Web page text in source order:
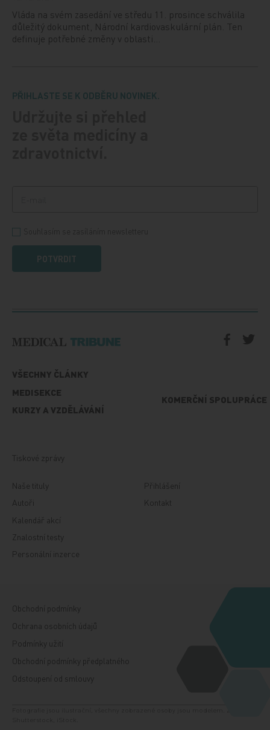
Vláda na svém zasedání ve středu 11. prosince schválila
důležitý dokument, Národní kardiovaskulární plán. Ten
definuje potřebné změny v oblasti…
PŘIHLASTE SE K ODBĚRU NOVINEK.
POTVRDIT
VŠECHNY ČLÁNKY
MEDISEKCE
KURZY A VZDĚLÁVÁNÍ
KOMERČNÍ SPOLUPRÁCE
Tiskové zprávy
Naše tituly
Autoři
Kalendář akcí
Znalostní testy
Personální inzerce
Přihlášení
Kontakt
Obchodní podmínky
Ochrana osobních údajů
Podmínky užití
Obchodní podmínky předplatného
Odstoupení od smlouvy